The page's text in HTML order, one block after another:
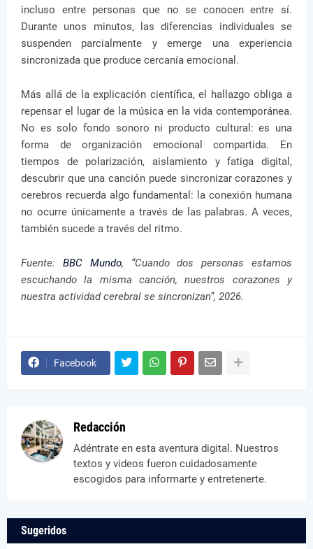
incluso entre personas que no se conocen entre sí.
Durante unos minutos, las diferencias individuales se
suspenden parcialmente y emerge una experiencia
sincronizada que produce cercanía emocional.
Más allá de la explicación científica, el hallazgo obliga a
repensar el lugar de la música en la vida contemporánea.
No es solo fondo sonoro ni producto cultural: es una
forma de organización emocional compartida. En
tiempos de polarización, aislamiento y fatiga digital,
descubrir que una canción puede sincronizar corazones y
cerebros recuerda algo fundamental: la conexión humana
no ocurre únicamente a través de las palabras. A veces,
también sucede a través del ritmo.
Fuente: BBC Mundo, “Cuando dos personas estamos
escuchando la misma canción, nuestros corazones y
nuestra actividad cerebral se sincronizan”, 2026.
Facebook
Redacción
Adéntrate en esta aventura digital. Nuestros
textos y videos fueron cuidadosamente
escogidos para informarte y entretenerte.
Sugeridos